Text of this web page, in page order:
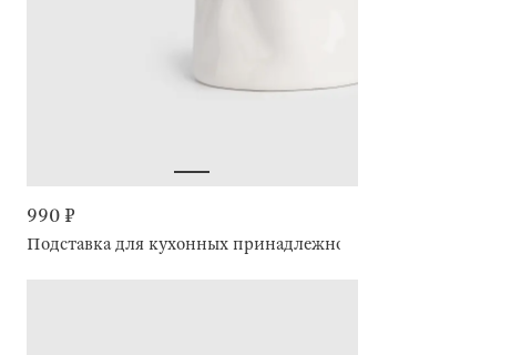
990 ₽
Подставка для кухонных принадлежностей, 16 см, Crush